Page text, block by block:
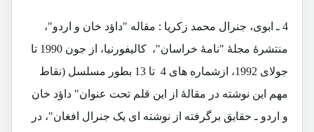
4 ـ ابوی، جنرال محمد زکریا : مقاله "داؤد خان و اردو"،
منتشرۀ مجلۀ "نامۀ خراسان"، کالیفورنیا، از جون 1990 تا
جولای 1992، ازشماره های 4 تا 13 بطور مسلسل (نقاط
مهم این نوشته در مقالۀ از این قلم تحت عنوان" داؤد خان
و اردو ـ حقایق برگرفته از نوشته ای یک جنرال افغان"، در